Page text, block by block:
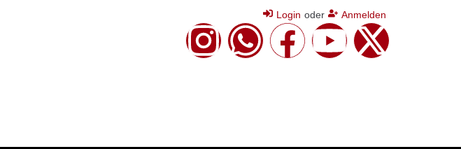
Login oder Anmelden